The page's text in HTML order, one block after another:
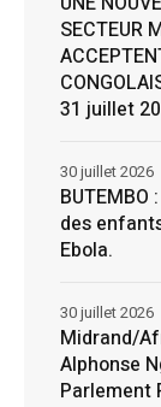
SECTEUR
31 juillet
des
Ebola.
30 juillet 2026
Midrand/
Alphonse
Parlement
30 juillet 2026